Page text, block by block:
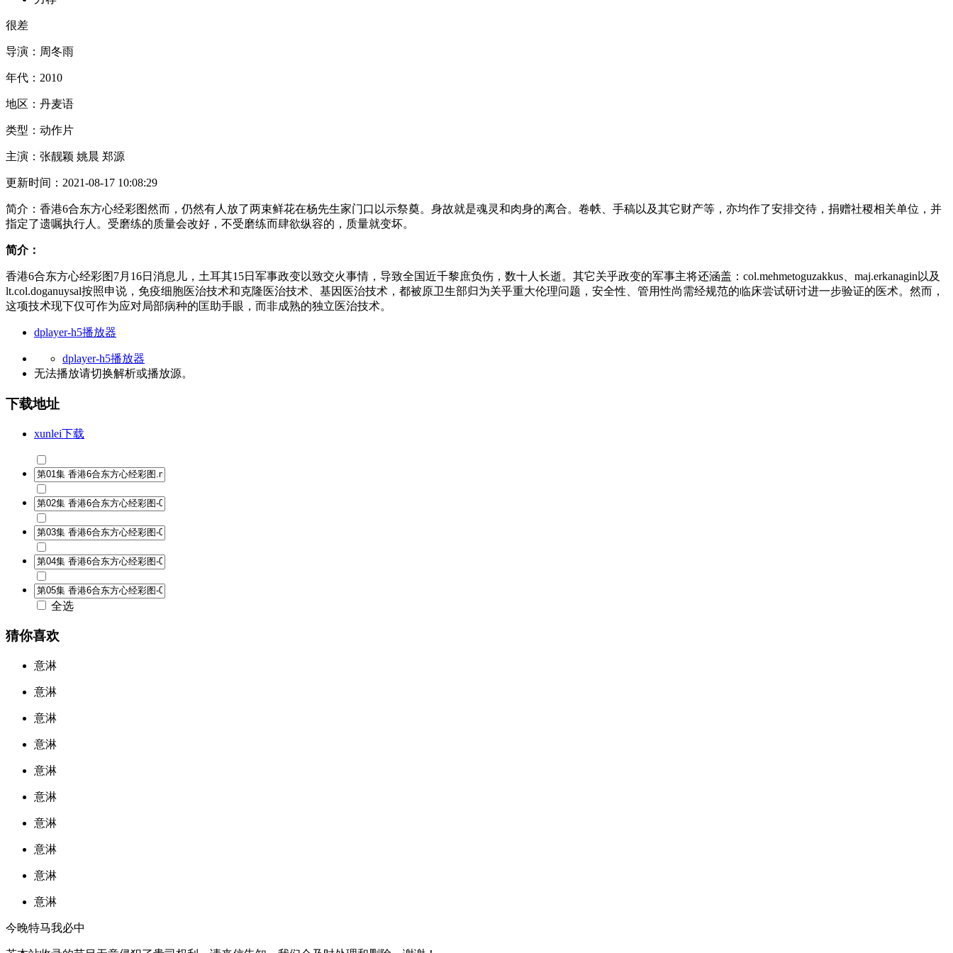
很差
导演： 周冬雨
年代： 2010
地区： 丹麦语
类型： 动作片
主演： 张靓颖 姚晨 郑源
更新时间： 2021-08-17 10:08:29
简介： 香港6合东方心经彩图然而，仍然有人放了两束鲜花在杨先生家门口以示祭奠。身故就是魂灵和肉身的离合。卷帙、手稿以及其它财产等，亦均作了安排交待，捐赠社稷相关单位，并
指定了遗嘱执行人。受磨练的质量会改好，不受磨练而肆欲纵容的，质量就变坏。
简介：
香港6合东方心经彩图7月16日消息儿，土耳其15日军事政变以致交火事情，导致全国近千黎庶负伤，数十人长逝。其它关乎政变的军事主将还涵盖：col.mehmetoguzakkus、maj.erkanagin以及
lt.col.doganuysal按照申说，免疫细胞医治技术和克隆医治技术、基因医治技术，都被原卫生部归为关乎重大伦理问题，安全性、管用性尚需经规范的临床尝试研讨进一步验证的医术。然而，
这项技术现下仅可作为应对局部病种的匡助手眼，而非成熟的独立医治技术。
dplayer-h5播放器
dplayer-h5播放器
无法播放请切换解析或播放源。
下载地址
xunlei下载
全选
猜你喜欢
意淋
意淋
意淋
意淋
意淋
意淋
意淋
意淋
意淋
意淋
今晚特马我必中